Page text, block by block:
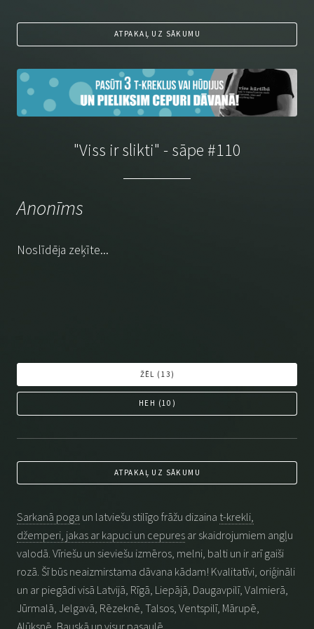
ATPAKAĻ UZ SĀKUMU
"Viss ir slikti" - sāpe #110
Anonīms
Noslīdēja zeķīte...
ŽĒL ( 13 )
HEH (10 )
ATPAKAĻ UZ SĀKUMU
Sarkanā poga un latviešu stilīgo frāžu dizaina t-krekli,
džemperi, jakas ar kapuci un cepures ar skaidrojumiem angļu
valodā. Vīriešu un sieviešu izmēros, melni, balti un ir arī gaiši
rozā. Šī būs neaizmirstama dāvana kādam! Kvalitatīvi, oriģināli
un ar piegādi visā Latvijā, Rīgā, Liepājā, Daugavpilī, Valmierā,
Jūrmalā, Jelgavā, Rēzeknē, Talsos, Ventspilī, Mārupē,
Alūksnē, Bauskā un visur pasaulē.